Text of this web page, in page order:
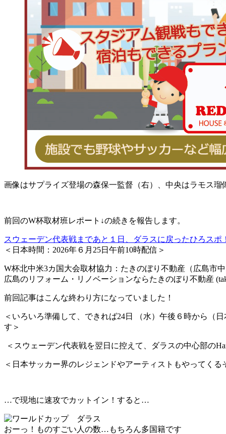
画像はサプライズ登場の森保一監督（右）、中央はラモス瑠
前回のW杯取材班レポート↓の続きを報告します。
スウェーデン代表戦まであと１日、ダラスに戻ったひろスポ
＜日本時間：2026年６月25日午前10時配信＞
W杯北中米3カ国大会取材協力：たきのぼり不動産（広島市
広島のリフォーム・リノベーションならたきのぼり不動産
前回記事はこんな終わり方になっていました！
＜いろいろ準備して、できれば24日 （水）午後６時から（
す＞
＜スウェーデン代表戦を翌日に控えて、ダラスの中心部の
＜日本サッカー界のレジェンドやアーティストもやってく
…で現地に速攻でカットイン！すると…
おーっ！ものすごい人の数…もちろん多国籍です